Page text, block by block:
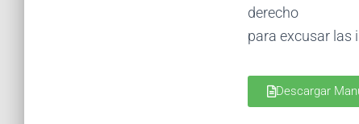
derecho
para excusar las
Descargar